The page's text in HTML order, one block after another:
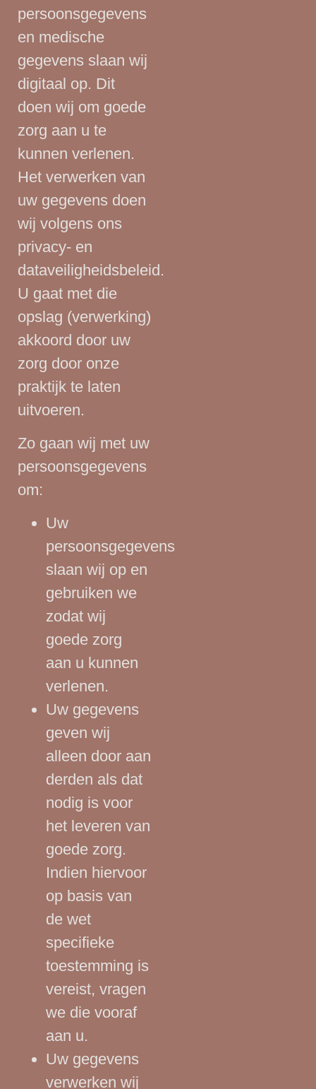
persoonsgegevens
en medische
gegevens slaan wij
digitaal op. Dit
doen wij om goede
zorg aan u te
kunnen verlenen.
Het verwerken van
uw gegevens doen
wij volgens ons
privacy- en
dataveiligheidsbeleid.
U gaat met die
opslag (verwerking)
akkoord door uw
zorg door onze
praktijk te laten
uitvoeren.
Zo gaan wij met uw
persoonsgegevens
om:
Uw
persoonsgegevens
slaan wij op en
gebruiken we
zodat wij
goede zorg
aan u kunnen
verlenen.
Uw gegevens
geven wij
alleen door aan
derden als dat
nodig is voor
het leveren van
goede zorg.
Indien hiervoor
op basis van
de wet
specifieke
toestemming is
vereist, vragen
we die vooraf
aan u.
Uw gegevens
verwerken wij